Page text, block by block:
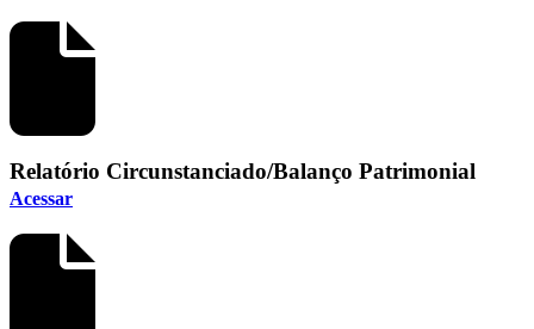
Relatório Circunstanciado/Balanço Patrimonial
Acessar